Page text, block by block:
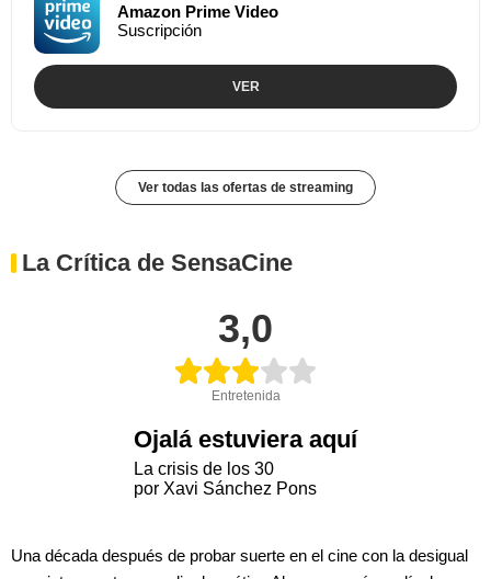
Amazon Prime Video
Suscripción
VER
Ver todas las ofertas de streaming
La Crítica de SensaCine
3,0
Entretenida
Ojalá estuviera aquí
La crisis de los 30
por Xavi Sánchez Pons
Una década después de probar suerte en el cine con la desigual